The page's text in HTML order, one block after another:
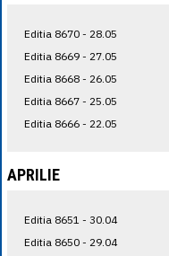
Editia 8670 - 28.05
Editia 8669 - 27.05
Editia 8668 - 26.05
Editia 8667 - 25.05
Editia 8666 - 22.05
APRILIE
Editia 8651 - 30.04
Editia 8650 - 29.04